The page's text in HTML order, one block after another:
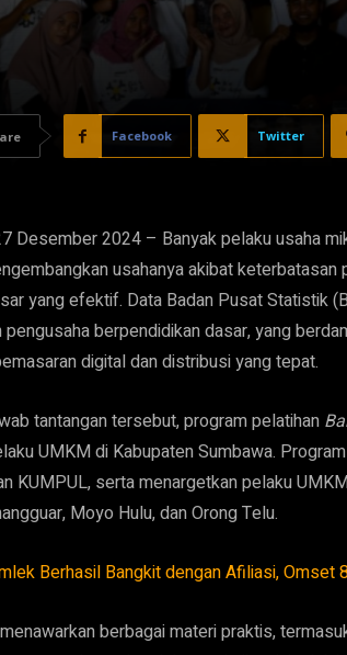
Facebook Twitter
Desember 2024 – Banyak pelaku usaha
usahanya akibat
yang efektif. Data Badan Pusat Statistik
berpendidikan dasar, yang
digital dan distribusi yang tepat.
tantangan tersebut, program pelatihan
UMKM di Kabupaten Sumbawa.
KUMPUL, serta menargetkan pelaku
Moyo Hulu, dan Orong Telu.
Berhasil Bangkit dengan Afiliasi, Omset
berbagai materi praktis,